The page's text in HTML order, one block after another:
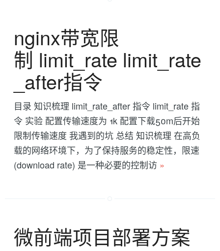
nginx带宽限
制 limit_rate limit_rate
_after指令
目录 知识梳理 limit_rate_after 指令 limit_rate 指
令 实验 配置传输速度为 1k 配置下载50m后开始
限制传输速度 我遇到的坑 总结 知识梳理 在高负
载的网络环境下，为了保持服务的稳定性，限速
(download rate) 是一种必要的控制访 »
微前端项目部署方案